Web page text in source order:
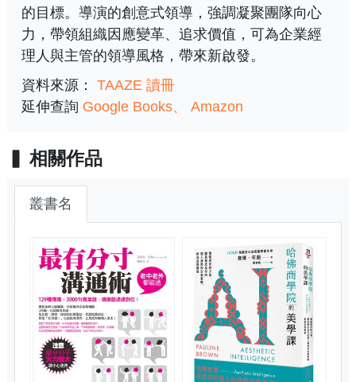
的目標。導演的創意式領導，強調凝聚團隊向心
力，帶領組織因應變革、追求價值，可為企業經
理人與主管的領導風格，帶來新啟發。
資料來源： TAAZE 讀冊
延伸查詢 Google Books Amazon
相關作品
叢書名